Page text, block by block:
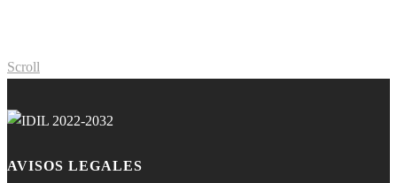
Scroll
AVISOS LEGALES